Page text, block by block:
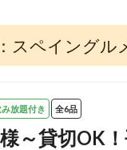
スペイング
放題付き 全6品
様～貸切OK